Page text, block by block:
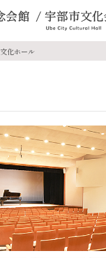
文化ホール